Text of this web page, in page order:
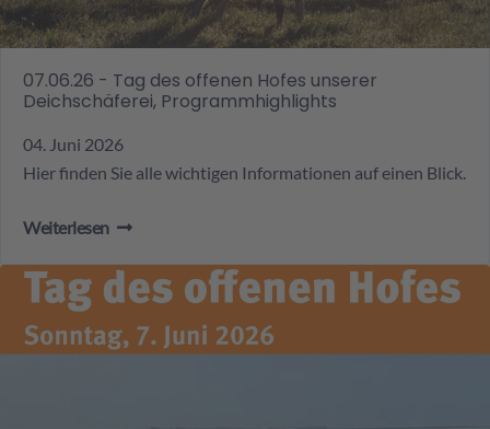
07.06.26 - Tag des offenen Hofes unserer
Deichschäferei, Programmhighlights
04. Juni 2026
Hier finden Sie alle wichtigen Informationen auf einen Blick.
Weiterlesen